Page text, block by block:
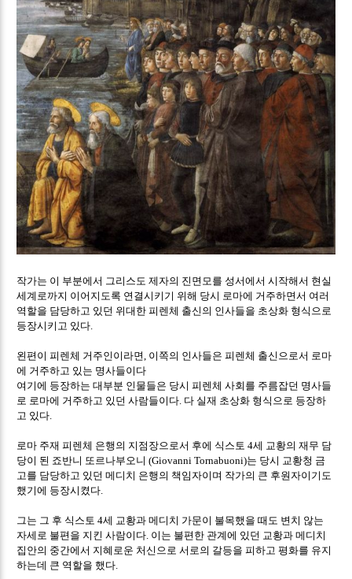
작가는 이 부분에서 그리스도 제자의 진면모를 성서에서 시작해서 현실
세계로까지 이어지도록 연결시키기 위해 당시 로마에 거주하면서 여러
역할을 담당하고 있던 위대한 피렌체 출신의 인사들을 초상화 형식으로
등장시키고 있다
왼편이 피렌체 거주인이라면 이쪽의 인사들은 피렌체 출신으로서 로마
에 거주하고 있는 명사들이다
여기에 등장하는 대부분 인물들은 당시 피렌체 사회를 주름잡던 명사들
로 로마에 거주하고 있던 사람들이다 다 실재 초상화 형식으로 등장하
고 있다
로마 주재 피렌체 은행의 지점장으로서 후에 식스토4세 교황의 재무 담
당이 된 죠반니 또르나부오니(Giovanni Tornabuoni)는 당시 교황청 금
고를 담당하고 있던 메디치 은행의 책임자이며 작가의 큰 후원자이기도
했기에 등장시켰다
그는 그 후 식스토4세 교황과 메디치 가문이 불목했을 때도 변치 않는
자세로 불편을 지킨 사람이다 이는 불편한 관계에 있던 교황과 메디치
집안의 중간에서 지혜로운 처신으로 서로의 갈등을 피하고 평화를 유지
하는데 큰 역할을 했다